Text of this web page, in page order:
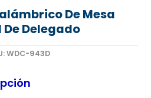
De Mesa
Delegado
WDC-943D